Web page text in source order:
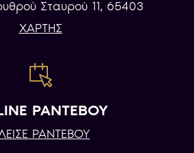
Σταυρού 11, 65403
ΧΑΡΤΗΣ
ΡΑΝΤΕΒΟΥ
ΡΑΝΤΕΒΟΥ